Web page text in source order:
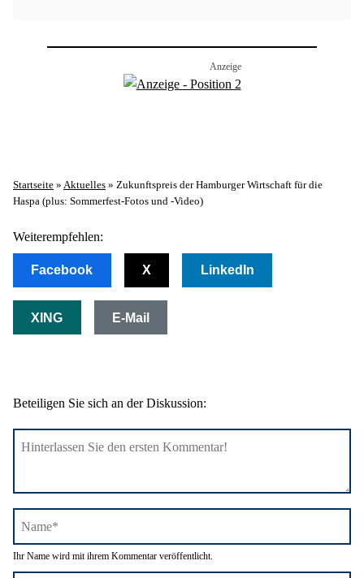
Startseite » Aktuelles » Zukunftspreis der Hamburger Wirtschaft für die
Haspa (plus: Sommerfest-Fotos und -Video)
Weiterempfehlen:
Facebook X LinkedIn
XING E-Mail
Beteiligen Sie sich an der Diskussion:
Name*
Ihr Name wird mit ihrem Kommentar veröffentlicht.